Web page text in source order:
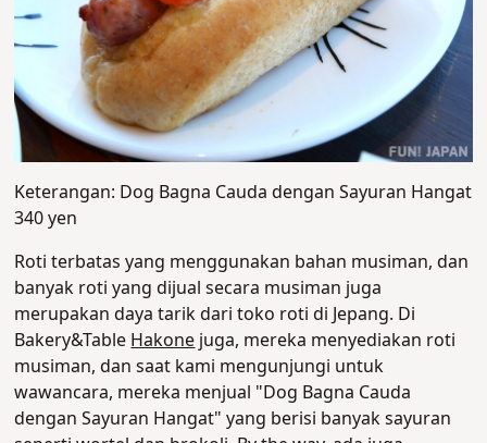
Keterangan: Dog Bagna Cauda dengan Sayuran Hangat
340 yen
Roti terbatas yang menggunakan bahan musiman, dan
banyak roti yang dijual secara musiman juga
merupakan daya tarik dari toko roti di Jepang. Di
Bakery&TableHakonejuga, mereka menyediakan roti
musiman, dan saat kami mengunjungi untuk
wawancara, mereka menjual "Dog Bagna Cauda
dengan Sayuran Hangat" yang berisi banyak sayuran